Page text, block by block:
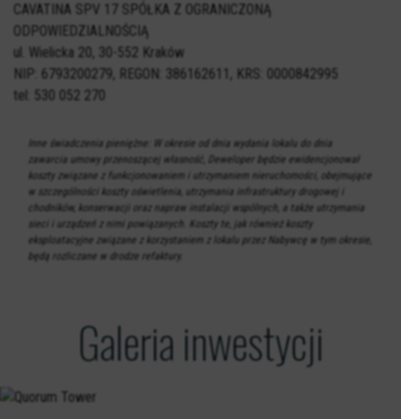
CAVATINA SPV 17 SPÓŁKA Z OGRANICZONĄ
ODPOWIEDZIALNOŚCIĄ
ul. Wielicka 20, 30-552 Kraków
NIP: 6793200279, REGON: 386162611, KRS: 0000842995
tel: 530 052 270
Inne świadczenia pieniężne: W okresie od dnia wydania lokalu do dnia
zawarcia umowy przenoszącej własność, Deweloper będzie ewidencjonował
koszty związane z funkcjonowaniem i utrzymaniem nieruchomości, obejmujące
w szczególności koszty oświetlenia, utrzymania infrastruktury drogowej i
chodników, konserwacji oraz napraw instalacji wspólnych, a także utrzymania
sieci i urządzeń z nimi powiązanych. Koszty te, jak również koszty
eksploatacyjne związane z korzystaniem z lokalu przez Nabywcę w tym okresie,
będą rozliczane w drodze refaktury.
Galeria inwestycji